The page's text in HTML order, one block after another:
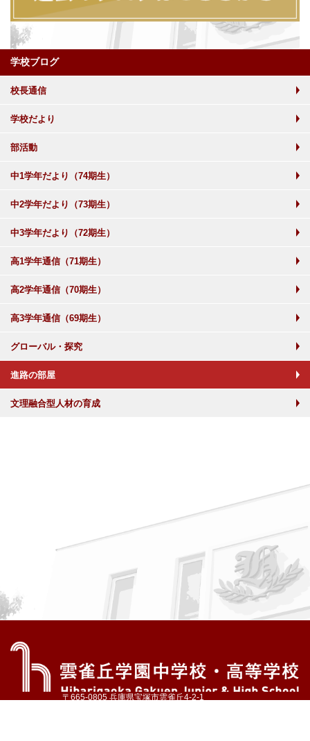
学校ブログ
校長通信
学校だより
部活動
中1学年だより（74期生）
中2学年だより（73期生）
中3学年だより（72期生）
高1学年通信（71期生）
高2学年通信（70期生）
高3学年通信（69期生）
グローバル・探究
進路の部屋
文理融合型人材の育成
〒665-0805 兵庫県宝塚市雲雀丘4-2-1